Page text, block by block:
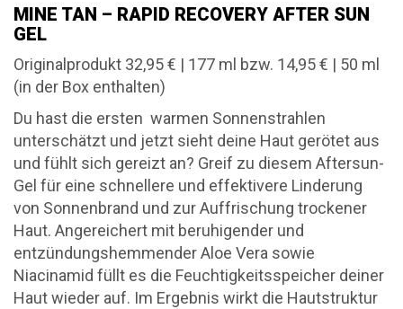
MINE TAN – RAPID RECOVERY AFTER SUN
GEL
Originalprodukt 32,95 € | 177 ml bzw. 14,95 € | 50 ml
(in der Box enthalten)
Du hast die ersten warmen Sonnenstrahlen
unterschätzt und jetzt sieht deine Haut gerötet aus
und fühlt sich gereizt an? Greif zu diesem Aftersun-
Gel für eine schnellere und effektivere Linderung
von Sonnenbrand und zur Auffrischung trockener
Haut. Angereichert mit beruhigender und
entzündungshemmender Aloe Vera sowie
Niacinamid füllt es die Feuchtigkeitsspeicher deiner
Haut wieder auf. Im Ergebnis wirkt die Hautstruktur